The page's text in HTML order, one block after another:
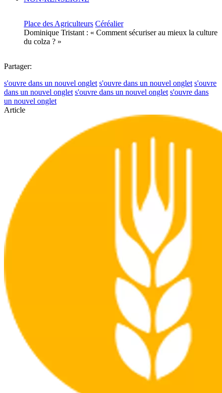
Place des Agriculteurs Céréalier
Dominique Tristant : « Comment sécuriser au mieux la culture
du colza ? »
Partager:
s'ouvre dans un nouvel onglet s'ouvre dans un nouvel onglet s'ouvre
dans un nouvel onglet s'ouvre dans un nouvel onglet s'ouvre dans
un nouvel onglet
Article